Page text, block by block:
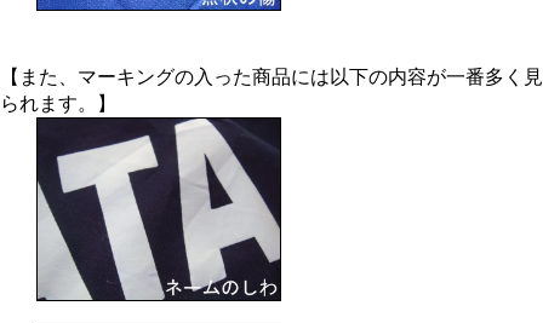
【また、マーキングの入った商品には以下の内容が一番多く見
られます。】